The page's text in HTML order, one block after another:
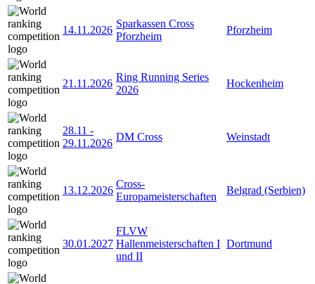
14.11.2026
Sparkassen Cross
Pforzheim
Pforzheim
21.11.2026
Ring Running Series
2026
Hockenheim
28.11 -
29.11.2026
DM Cross Weinstadt
13.12.2026
Cross-
Europameisterschaften
Belgrad (Serbien)
30.01.2027
FLVW
Hallenmeisterschaften I
und II
Dortmund